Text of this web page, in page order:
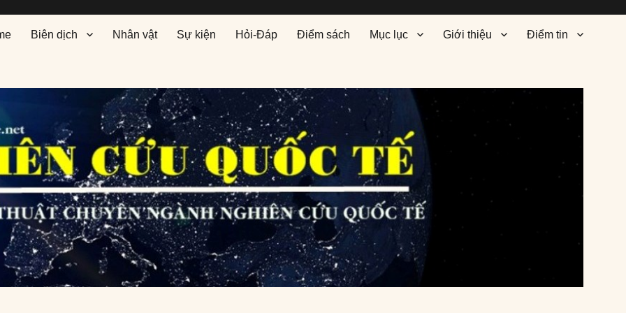
Biên dịch Nhân vật Sự kiện Hỏi-Đáp Điểm sách Mục lục Giới thiệu Điểm tin